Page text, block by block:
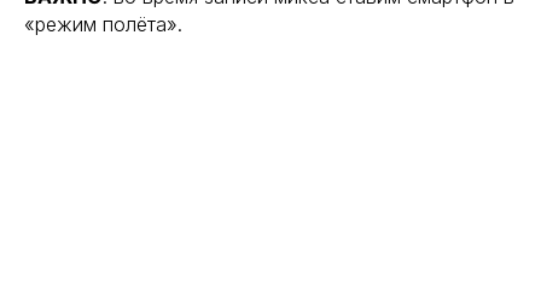
«режим полёта».